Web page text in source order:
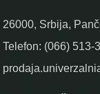
26000, Srbija,
Telefon: (066) 513-